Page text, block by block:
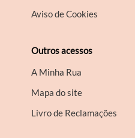
Aviso de Cookies
Outros acessos
A Minha Rua
Mapa do site
Livro de Reclamações